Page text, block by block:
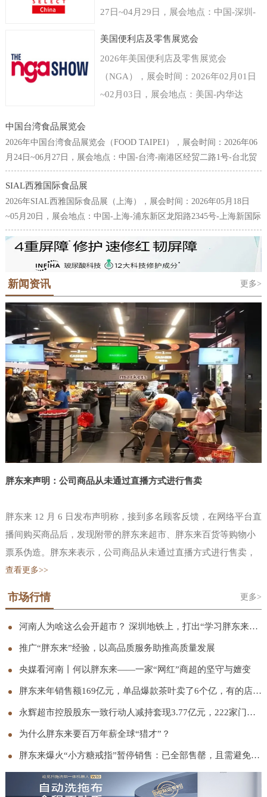
27日~04月29日，展会地点：中国-深圳-
举办周期：一年一届，展会面积：40000
平米，参展观众：35000人，参展商数量
及参展品牌达到800家。世界食品（深
湾区乃至中国华南以及东南亚国家和地区
的食品和饮料行业的国际型贸易展览会。
专注为食品饮料生产商贸易商提供来自进
膳等渠道专业人群，面向流通与餐饮市场
的展会组织者拥有全球食品行业展览领先
地位的科隆世界食品博览会Anuga，科隆
国际糖果及休闲食品展ISM和泰国国际食
品展Anuga Asia-Thaifex等覆盖食品贸易
和食品制造技术全产业链的贸易展览会。
世界食品（深圳）博览会将在Anuga的全
球战略指导下升级品牌——Anuga Select
China将正式落地中国大湾区。Anuga科
隆世界食品博览会创立于1919年，已经
美国便利店及零售展览会
2026年美国便利店及零售展览会
（NGA），展会时间：2026年02月01日
~02月03日，展会地点：美国-内华达
办方：Clarion Events, Inc，举办周期：一
到700家。美国拉斯维加斯便利店及零售
展览会NGA是唯一一个专门围绕商铺店
面为主题的展览，由国家零售商协会
（National Grocers Association）举办，
对于那些需要了解最新的行业趋势和最佳
为期三天的美国拉斯维加斯零售展览会
NGA中，独立零售商便利店和批发商，
零售业高管，CPG制造商和服务聚集在一
起，提供了无与伦比的学习，参与，共
享，网络和创新的机会。全国杂货商协会
是唯一专门致力于独立杂货商需求的行业
协会。考虑到当今瞬息万变的市场和食品
零售业中不断发展的创新进步，NGA
Show是必须参加的盛会。这是店铺商唯
中国台湾食品展览会
2026年中国台湾食品展览会（FOOD TAIPEI），展会时间：2026年06
月24日~06月27日，展会地点：中国-台湾-南港区经贸二路1号-台北贸
易中心南港会展馆，主办方：台湾对外贸易发展协会(TAITRA)，举办
周期：一年一届，展会面积：25000平米，参展观众：65000人，参展
商数量及参展品牌达到1642家。台北国际食品展为中国台湾规模最
大、也是最为国际化的食品专业采购展览会，每年6月皆吸引了许多來
自国內外的专业买主前来台采购参观，堪称亚洲不可错过的食品盛
会，亦为全球华人食品业界不容缺席的年度场合。本展2012年起，首
次扩增世贸一馆展区，联合原有之南港展馆展区，展览规模与来访人
潮屡创新高。该展会的主办单位中国台湾对外贸易发展协会(简称外贸
协会或贸协)由中国台湾省经济部于结合民间工商团体设立之公益性财
团法人，以协助业者拓展对外贸易。目前，本会拥有600多位训练有素
的贸易专才，除台北总部外，设有新竹、台中、台南及高雄等4个办事
处和遍布全球近50个驻外据点，另相继设立中国台湾贸易中心、台北
世界贸易中心等姐妹机构，形成完整的贸易服务网，是业者
SIAL西雅国际食品展
2026年SIAL西雅国际食品展（上海），展会时间：2026年05月18日
~05月20日，展会地点：中国-上海-浦东新区龙阳路2345号-上海新国际
博览中心，主办方：高美艾博展览集团、北京爱博西雅展览有限公
司、中国商业联合会，举办周期：一年一届，展会面积：200000平
米，参展观众：180000人，参展商数量及参展品牌达到5000家。SIAL
是法语“Salon International De L'Alimentation”的缩写，中文意思是国际
食品展览会，“西雅”是SIAL的中文音译名称。SIAL 品牌于1964年在法
国巴黎创立，是全球前五大展会主办集团——法国高美艾博展览集团
自有品牌。SIAL全球系列食品展。2000年将SIAL西雅展引进中国举
办。在近60年的国际品牌沉淀和24年的中国市场深耕中，SIAL中国系
列国际食品展孕育了SIAL西雅展（上海）和SIAL西雅展（深圳）两大
食饮展览。SIAL西雅展（上海）已经成为“SIAL世界三大食品展之
一”。SIAL西雅展（深圳）也将以“SIAL世界展会对话世界地标”为定
位，吸引全球目光定位粤港
新闻资讯 更多>
胖东来声明：公司商品从未通过直播方式进行售卖
胖东来 12 月 6 日发布声明称，接到多名顾客反馈，在网络平台直
播间购买商品后，发现附带的胖东来超市、胖东来百货等购物小
票系伪造。胖东来表示，公司商品从未通过直播方式进行售卖，
也并未授权任何单位或个人开设网店、代购商品、直播卖货等行
重告知正在实施上述行为的单位或个人立即停止相关行为，公司
会采取包括但不限于向行政部门举报、向平台投诉、启动诉讼等
必要措施，依法追究其法律责任。胖东来还曾在 11 月发文称，网
中使用于东来的视频切片进行带货宣传以此谋取不当利益的行
为，胖东来从未授权过任何平台、任何账号进行网络直播带货。
胖东来已累计发现侵权直播间 120 个、侵权视频超过 1.5 万条，
其中约 11900 条视频已完成下架处理，相关侵权账号也已全部取
进处理。胖东来创始人于东来早在 2024 年底就在社交平台连发三
查看更多>>
市场行情 更多>
河南人为啥这么会开超市？ 深圳地铁上，打出“学习胖东来”宣传语
推广“胖东来”经验，以高品质服务助推高质量发展
央媒看河南丨何以胖东来——一家“网红”商超的坚守与嬗变
胖东来年销售额169亿元，单品爆款茶叶卖了6个亿，有的店只营业5小时
永辉超市控股股东一致行动人减持套现3.77亿元，222家门店完成胖东来模式调改
为什么胖东来要百万年薪全球“猎才”？
胖东来爆火“小方糖戒指”暂停销售：已全部售罄，且需避免集中抢购；此前被称“1克拉钻戒平替”